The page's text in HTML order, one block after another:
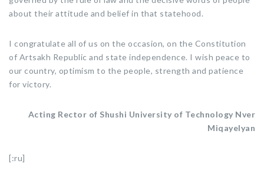
about their attitude and belief in that statehood.
I congratulate all of us on the occasion, on the Constitution
of Artsakh Republic and state independence. I wish peace to
our country, optimism to the people, strength and patience
for victory.
Acting Rector of Shushi University of Technology Nver
Miqayelyan
[:ru]